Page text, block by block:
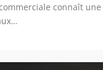
connaît